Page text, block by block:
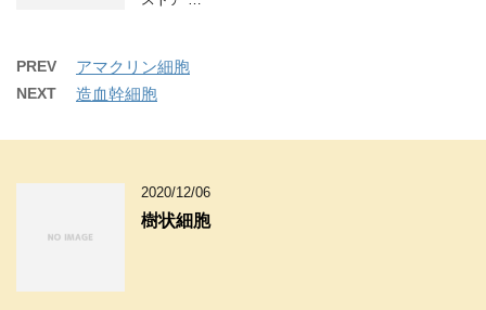
PREV アマクリン細胞
NEXT 造血幹細胞
2020/12/06
樹状細胞